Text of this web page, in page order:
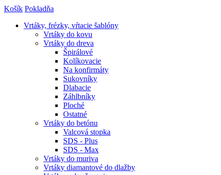
Košík Pokladňa
Vrtáky, frézky, vŕtacie šablóny
Vrtáky do kovu
Vrtáky do dreva
Špirálové
Kolíkovacie
Na konfirmáty
Sukovníky
Dlabacie
Záhlbníky
Ploché
Ostatné
Vrtáky do betónu
Valcová stopka
SDS - Plus
SDS - Max
Vrtáky do muriva
Vrtáky diamantové do dlažby